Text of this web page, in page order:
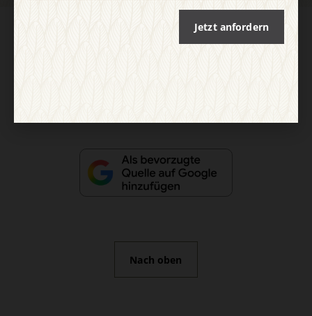
Datenschutz
Barrierefreiheit
Nach oben
Jetzt anfordern